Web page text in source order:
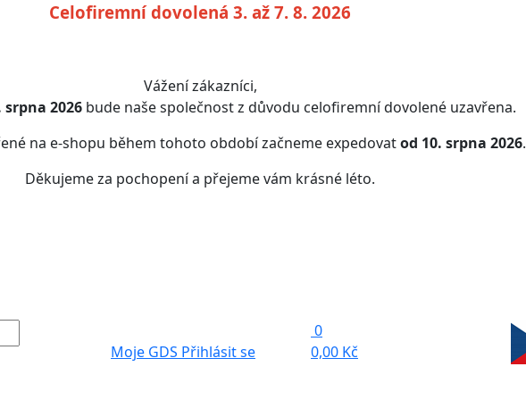
Celofiremní dovolená 3. až 7. 8. 2026
Vážení zákazníci,
srpna 2026bude naše společnost z důvodu celofiremní dovolené uzavřena.
na e-shopu během tohoto období začneme expedovatod 10. srpna 2026.
Děkujeme za pochopení a přejeme vám krásné léto.
Moje GDS Přihlásit se
0
0,00 Kč